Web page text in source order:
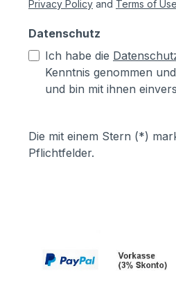
Privacy Policy and Terms of Use
Datenschutz
Ich habe die
Kenntnis genommen
und bin mit ihnen
Die mit einem Stern (*)
Pflichtfelder.